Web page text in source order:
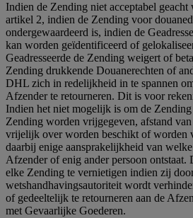
Indien de Zending niet acceptabel geacht
artikel 2, indien de Zending voor
ondergewaardeerd is, indien de
kan worden geïdentificeerd of
Geadresseerde de Zending weigert of
Zending drukkende Douanerechten of
DHL zich in redelijkheid in te spannen
Afzender te retourneren. Dit is voor
Indien het niet mogelijk is om de
Zending worden vrijgegeven, afstand
vrijelijk over worden beschikt of worden
daarbij enige aansprakelijkheid van
Afzender of enig ander persoon
elke Zending te vernietigen indien zij
wetshandhavingsautoriteit wordt
of gedeeltelijk te retourneren aan de
met Gevaarlijke Goederen.